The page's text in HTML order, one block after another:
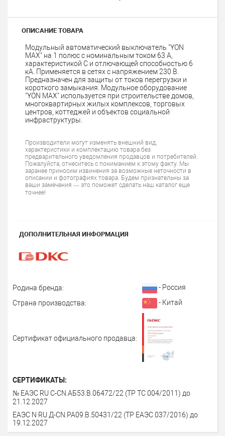
ОПИСАНИЕ ТОВАРА
Модульный автоматический выключатель "YON
MAX" на 1 полюс с номинальным током 63 А,
характеристикой C и отлючающей способностью 6
кА. Применяется в сетях с напряжением 230 В.
Предназначен для защиты от токов перегрузки и
короткого замыкания. Модульное оборудование
"YON MAX" используется при строительстве домов,
многоквартирных жилых комплексов, торговых
центров, коттеджей и объектов социальной
инфраструктуры.
Производители могут изменять внешний вид,
характеристики и комплектацию товара без
предварительного уведомления продавцов и потребителей.
Пожалуйста, отнеситесь с пониманием к этому факту. Мы
заранее приносим извинения за возможные неточности в
описании и фотографиях товара. Будем признательны за
ваши замечания — это поможет сделать наш каталог еще
точнее!
ДОПОЛНИТЕЛЬНАЯ ИНФОРМАЦИЯ
Родина бренда:
- Россия
Страна производства:
- Китай
Сертификат официального продавца:
СЕРТИФИКАТЫ:
№ ЕАЭС RU С-СN.АБ53.В.06472/22 (ТР ТС 004/2011) до
21.12.2027
ЕАЭС N RU Д-CN.PA09.B.50431/22 (ТР ЕАЭС 037/2016) до
19.12.2027